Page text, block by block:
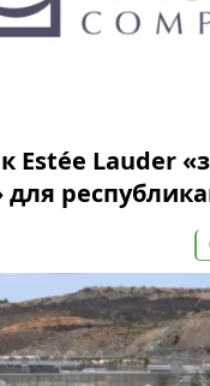
Estée Lauder